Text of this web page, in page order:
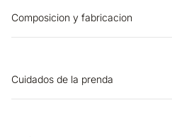
Composicion y fabricacion
Cuidados de la prenda